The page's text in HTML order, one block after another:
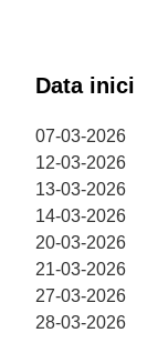
Data inici
07-03-2026
12-03-2026
13-03-2026
14-03-2026
20-03-2026
21-03-2026
27-03-2026
28-03-2026